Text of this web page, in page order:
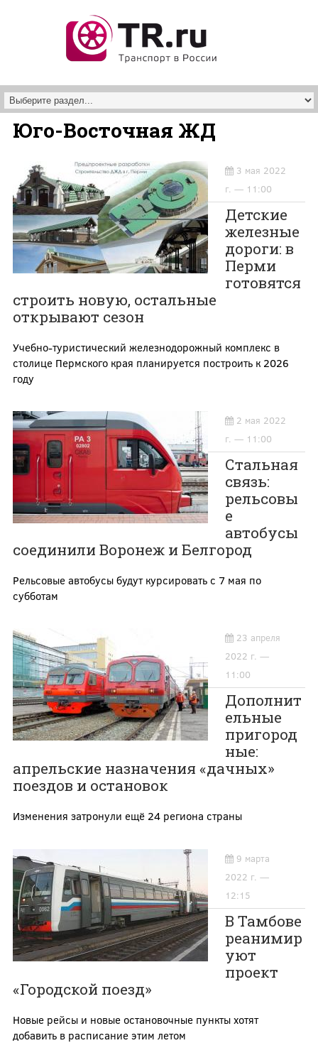
Юго-Восточная ЖД
3 мая 2022
г. — 11:00
Детские
железные
дороги: в
Перми
готовятся
строить новую, остальные
открывают сезон
Учебно-туристический железнодорожный комплекс в
столице Пермского края планируется построить к 2026
году
2 мая 2022
г. — 11:00
Стальная
связь:
рельсовы
е
автобусы
соединили Воронеж и Белгород
Рельсовые автобусы будут курсировать с 7 мая по
субботам
23 апреля
2022 г. —
11:00
Дополнит
ельные
пригород
ные:
апрельские назначения «дачных»
поездов и остановок
Изменения затронули ещё 24 региона страны
9 марта
2022 г. —
12:15
В Тамбове
реанимир
уют
проект
«Городской поезд»
Новые рейсы и новые остановочные пункты хотят
добавить в расписание этим летом